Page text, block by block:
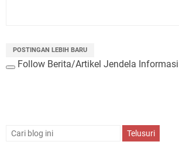
POSTINGAN LEBIH BARU
Follow Berita/Artikel Jendela